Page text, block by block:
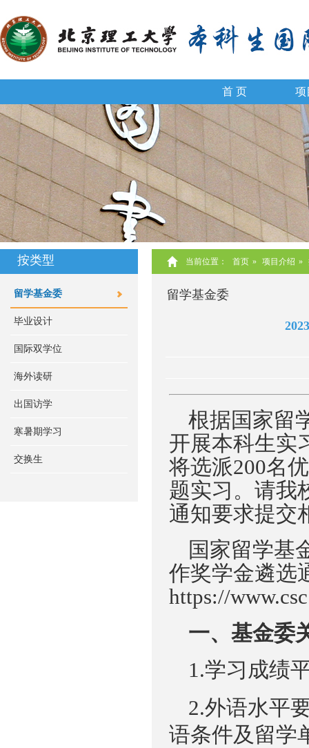
首 页 项
按类型
留学基金委
毕业设计
国际双学位
海外读研
出国访学
寒暑期学习
交换生
当前位置： 首页 » 项目介绍 »
留学基金委
根据国家留
开展本科生实
将选派200名
题实习 。 请我
通知要求提交
国家留学基
作奖学金遴选
https://
一、基金委
1.学习成绩
2.外语水平
语条件及留学